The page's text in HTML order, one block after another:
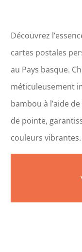
Découvrez
cartes postales
au Pays basque.
méticuleusement
bambou à l’aide
de pointe,
couleurs vibrantes.